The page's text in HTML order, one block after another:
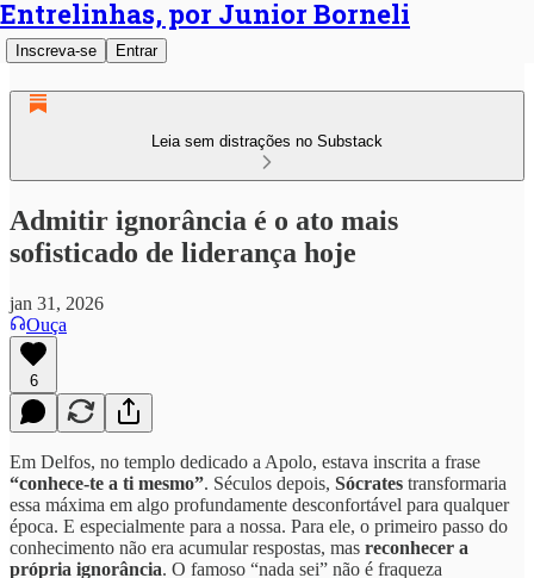
Entrelinhas, por Junior Borneli
Inscreva-se Entrar
Leia sem distrações no Substack
Admitir ignorância é o ato mais
sofisticado de liderança hoje
jan 31, 2026
Ouça
6
Em Delfos, no templo dedicado a Apolo, estava inscrita a frase
“conhece-te a ti mesmo”. Séculos depois, Sócrates transformaria
essa máxima em algo profundamente desconfortável para qualquer
época. E especialmente para a nossa. Para ele, o primeiro passo do
conhecimento não era acumular respostas, mas reconhecer a
própria ignorância. O famoso “nada sei” não é fraqueza